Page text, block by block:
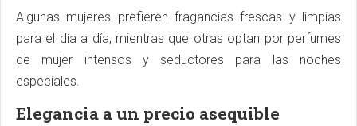
Algunas mujeres prefieren fragancias frescas y limpias
para el día a día, mientras que otras optan por perfumes
de mujer intensos y seductores para las noches
especiales.
Elegancia a un precio asequible